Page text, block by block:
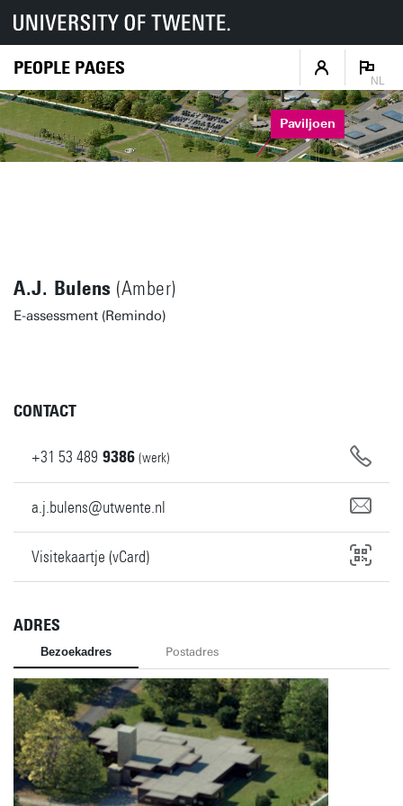
PEOPLE PAGES
NL
Paviljoen
A.J. Bulens (Amber)
E-assessment (Remindo)
CONTACT
+31 53 489 9386 (werk)
a.j.bulens@utwente.nl
Visitekaartje (vCard)
ADRES
Bezoekadres Postadres